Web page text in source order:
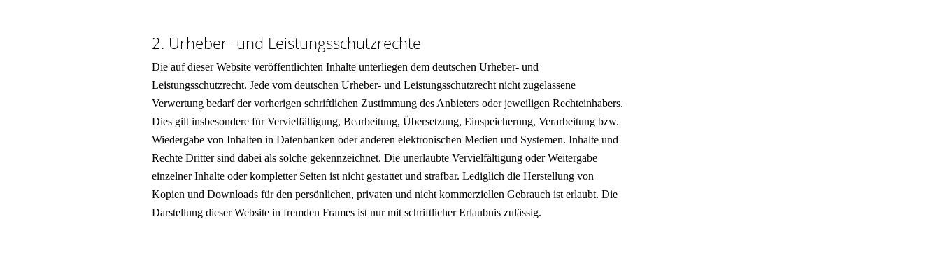
2. Urheber- und Leistungsschutzrechte
Die auf dieser Website veröffentlichten Inhalte unterliegen dem deutschen Urheber- und
Leistungsschutzrecht. Jede vom deutschen Urheber- und Leistungsschutzrecht nicht zugelassene
Verwertung bedarf der vorherigen schriftlichen Zustimmung des Anbieters oder jeweiligen Rechteinhabers.
Dies gilt insbesondere für Vervielfältigung, Bearbeitung, Übersetzung, Einspeicherung, Verarbeitung bzw.
Wiedergabe von Inhalten in Datenbanken oder anderen elektronischen Medien und Systemen. Inhalte und
Rechte Dritter sind dabei als solche gekennzeichnet. Die unerlaubte Vervielfältigung oder Weitergabe
einzelner Inhalte oder kompletter Seiten ist nicht gestattet und strafbar. Lediglich die Herstellung von
Kopien und Downloads für den persönlichen, privaten und nicht kommerziellen Gebrauch ist erlaubt. Die
Darstellung dieser Website in fremden Frames ist nur mit schriftlicher Erlaubnis zulässig.